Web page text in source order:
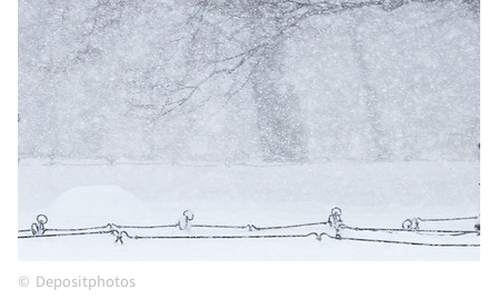
Depositphotos